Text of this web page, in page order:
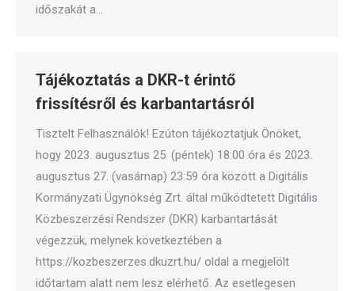
időszakát a…
Tájékoztatás a DKR-t érintő
frissítésről és karbantartásról
Tisztelt Felhasználók! Ezúton tájékoztatjuk Önöket,
hogy 2023. augusztus 25. (péntek) 18:00 óra és 2023.
augusztus 27. (vasárnap) 23:59 óra között a Digitális
Kormányzati Ügynökség Zrt. által működtetett Digitális
Közbeszerzési Rendszer (DKR) karbantartását
végezzük, melynek következtében a
https://kozbeszerzes.dkuzrt.hu/ oldal a megjelölt
időtartam alatt nem lesz elérhető. Az esetlegesen